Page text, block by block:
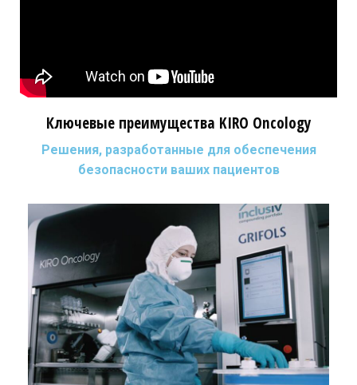
Ключевые преимущества KIRO Oncology
Решения, разработанные для обеспечения
безопасности ваших пациентов